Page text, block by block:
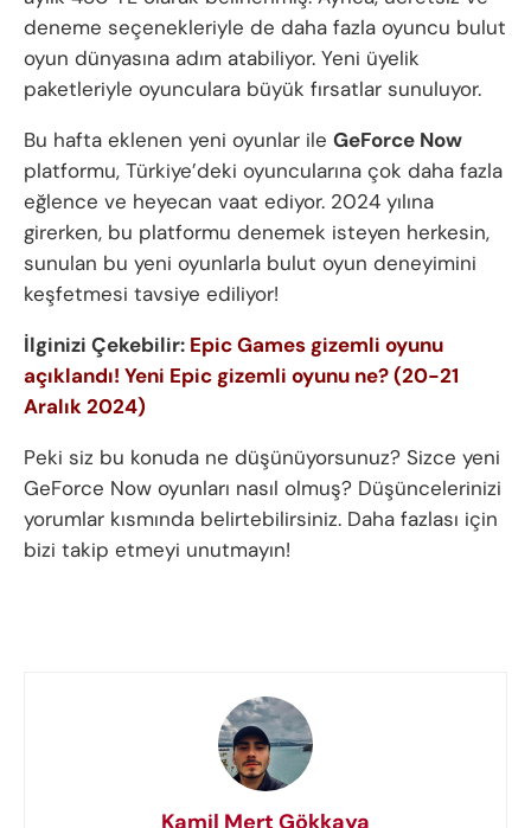
deneme seçenekleriyle de daha fazla oyuncu bulut
oyun dünyasına adım atabiliyor. Yeni üyelik
paketleriyle oyunculara büyük fırsatlar sunuluyor.
Bu hafta eklenen yeni oyunlar ile GeForce Now
platformu, Türkiye’deki oyuncularına çok daha fazla
eğlence ve heyecan vaat ediyor. 2024 yılına
girerken, bu platformu denemek isteyen herkesin,
sunulan bu yeni oyunlarla bulut oyun deneyimini
keşfetmesi tavsiye ediliyor!
İlginizi Çekebilir: Epic Games gizemli oyunu
açıklandı! Yeni Epic gizemli oyunu ne? (20-21
Aralık 2024)
Peki siz bu konuda ne düşünüyorsunuz? Sizce yeni
GeForce Now oyunları nasıl olmuş? Düşüncelerinizi
yorumlar kısmında belirtebilirsiniz. Daha fazlası için
bizi takip etmeyi unutmayın!
Kamil Mert Gökkaya